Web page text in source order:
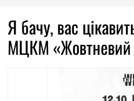
Я бачу, вас
МЦКМ «Жовтневий